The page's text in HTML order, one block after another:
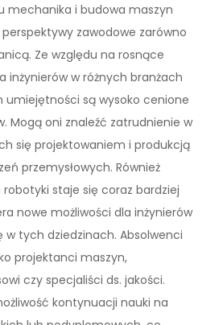
mechanika i budowa maszyn
zawodowe zarówno
Ze względu na rosnące
inżynierów w różnych branżach
umiejętności są wysoko cenione
Mogą oni znaleźć zatrudnienie w
się projektowaniem i produkcją
przemysłowych. Również
staje się coraz bardziej
nowe możliwości dla inżynierów
w tych dziedzinach. Absolwenci
projektanci maszyn,
czy specjaliści ds. jakości.
kontynuacji nauki na